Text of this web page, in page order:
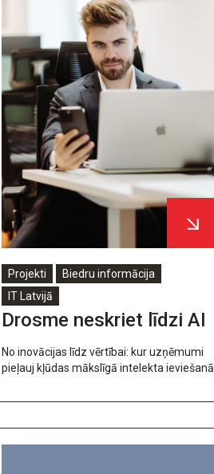
Projekti
Biedru informācija
IT Latvijā
Drosme neskriet līdzi AI
No inovācijas līdz vērtībai: kur uzņēmumi
pieļauj kļūdas mākslīgā intelekta ieviešanā